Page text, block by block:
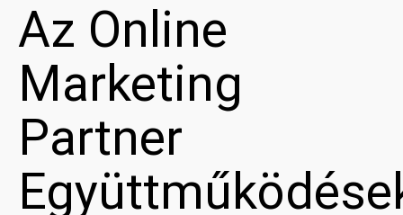
Az Online
Marketing
Partner